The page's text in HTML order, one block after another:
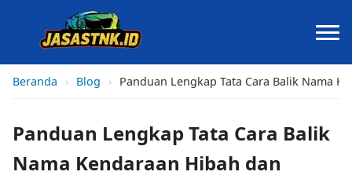
Beranda › Blog › Panduan Lengkap Tata Cara Balik Nama
Panduan Lengkap Tata Cara Balik
Nama Kendaraan Hibah dan